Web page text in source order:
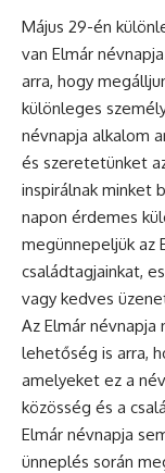
Május 29-én
van Elmár
arra, hogy
különleges
névnapja alkalom
és szeretetünket
inspirálnak minket
napon érdemes
megünnepeljük az
családtagjainkat,
vagy kedves
Az Elmár névnapja
lehetőség is arra,
amelyeket ez a
közösség és a
Elmár névnapja
ünneplés során